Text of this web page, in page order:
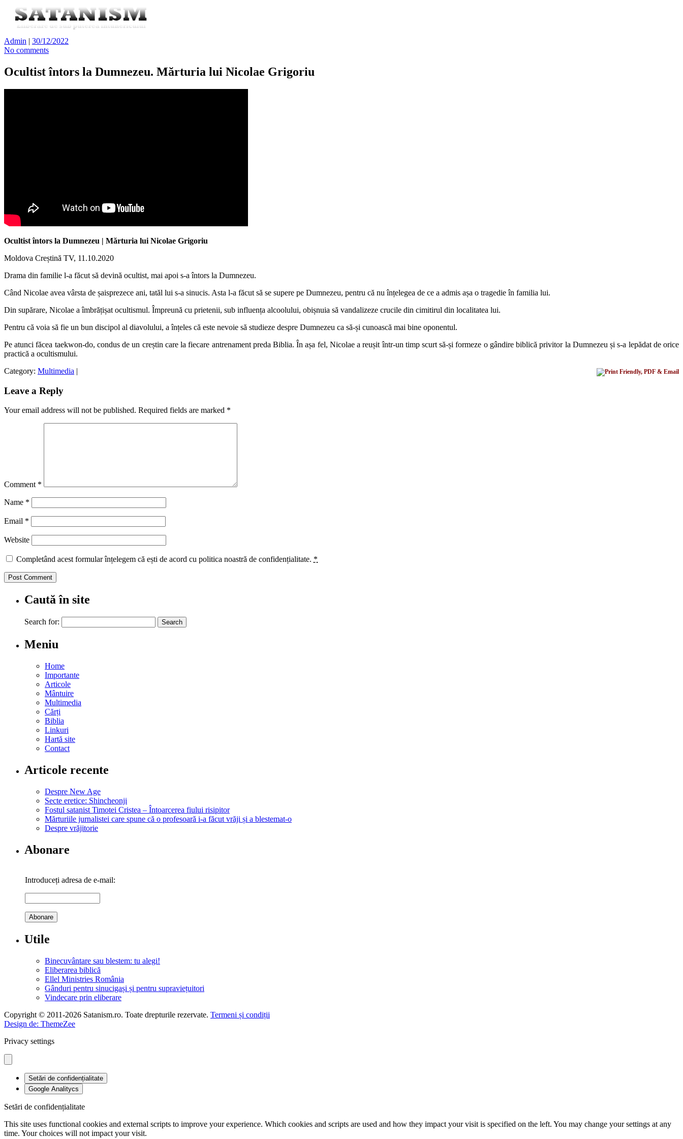
Admin | 30/12/2022
No comments
Ocultist întors la Dumnezeu. Mărturia lui Nicolae Grigoriu
Ocultist întors la Dumnezeu | Mărturia lui Nicolae Grigoriu
Moldova Creștină TV, 11.10.2020
Drama din familie l-a făcut să devină ocultist, mai apoi s-a întors la Dumnezeu.
Când Nicolae avea vârsta de șaisprezece ani, tatăl lui s-a sinucis. Asta l-a făcut să se supere pe Dumnezeu, pentru că nu înțelegea de ce a admis așa o tragedie în familia lui.
Din supărare, Nicolae a îmbrățișat ocultismul. Împreună cu prietenii, sub influența alcoolului, obișnuia să vandalizeze crucile din cimitirul din localitatea lui.
Pentru că voia să fie un bun discipol al diavolului, a înțeles că este nevoie să studieze despre Dumnezeu ca să-și cunoască mai bine oponentul.
Pe atunci făcea taekwon-do, condus de un creștin care la fiecare antrenament preda Biblia. În așa fel, Nicolae a reușit într-un timp scurt să-și formeze o gândire biblică privitor la Dumnezeu și s-a lepădat de orice
practică a ocultismului.
Category: Multimedia |
Leave a Reply
Your email address will not be published. Required fields are marked *
Comment *
Name *
Email *
Website
Completând acest formular înțelegem că ești de acord cu politica noastră de confidențialitate. *
Caută în site
Search for:
Meniu
Home
Importante
Articole
Mântuire
Multimedia
Cărți
Biblia
Linkuri
Hartă site
Contact
Articole recente
Despre New Age
Secte eretice: Shincheonji
Fostul satanist Timotei Cristea – Întoarcerea fiului risipitor
Mărturiile jurnalistei care spune că o profesoară i-a făcut vrăji și a blestemat-o
Despre vrăjitorie
Abonare
Introduceți adresa de e-mail:
Utile
Binecuvântare sau blestem: tu alegi!
Eliberarea biblică
Ellel Ministries România
Gânduri pentru sinucigași și pentru supraviețuitori
Vindecare prin eliberare
Copyright © 2011-2026 Satanism.ro. Toate drepturile rezervate. Termeni și condiții
Design de: ThemeZee
Privacy settings
Setări de confidențialitate
Google Analitycs
Setări de confidențialitate
This site uses functional cookies and external scripts to improve your experience. Which cookies and scripts are used and how they impact your visit is specified on the left. You may change your settings at any
time. Your choices will not impact your visit.